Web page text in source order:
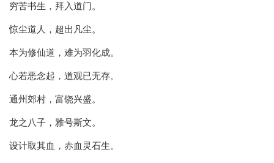
穷苦书生，拜入道门。
惊尘道人，超出凡尘。
本为修仙道，难为羽化成。
心若恶念起，道观已无存。
通州郊村，富饶兴盛。
龙之八子，雅号斯文。
设计取其血，赤血灵石生。